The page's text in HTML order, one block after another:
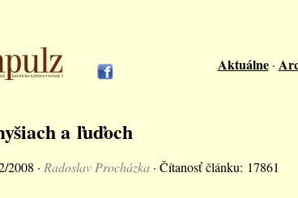
Aktuálne·
a ľuďoch
2008 · Radoslav Procházka· Čítanosť článku: 17861